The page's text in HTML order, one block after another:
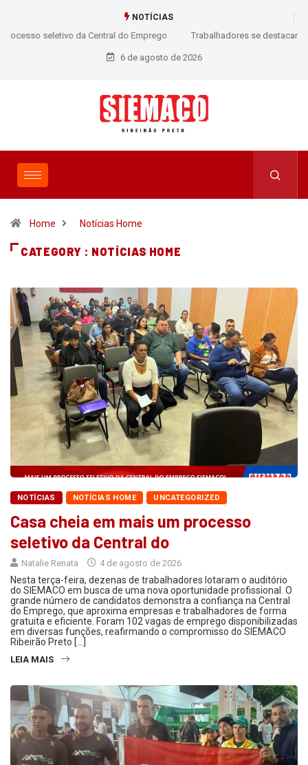
NOTÍCIAS
Trabalhadores se destacam na 14ª Meia Maratona Internacional de
Ribeirão Preto
6 de agosto de 2026
Home Notícias Home
CATEGORY : NOTÍCIAS HOME
NOTÍCIAS NOTÍCIAS HOME UNCATEGORIZED
Casa cheia em mais um processo
seletivo da Central do
Natalie Renata 4 de agosto de 2026
Nesta terça-feira, dezenas de trabalhadores lotaram o auditório
do SIEMACO em busca de uma nova oportunidade profissional. O
grande número de candidatos demonstra a confiança na Central
do Emprego, que aproxima empresas e trabalhadores de forma
gratuita e eficiente. Foram 102 vagas de emprego disponibilizadas
em diversas funções, reafirmando o compromisso do SIEMACO
Ribeirão Preto […]
LEIA MAIS